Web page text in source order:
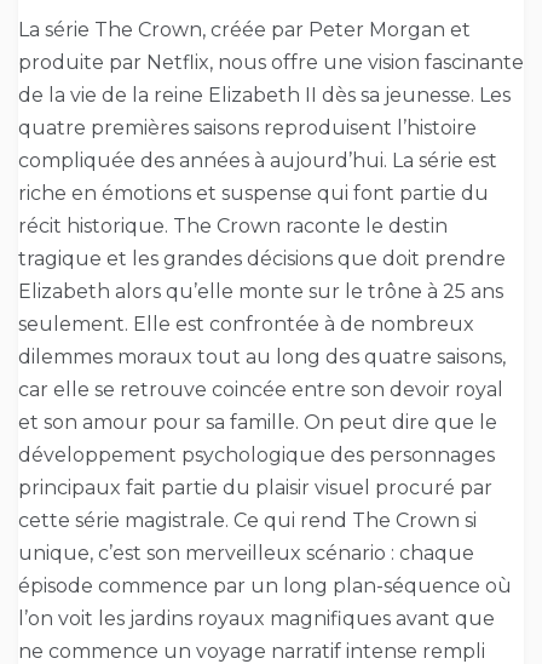
La série The Crown, créée par Peter Morgan et
produite par Netflix, nous offre une vision fascinante
de la vie de la reine Elizabeth II dès sa jeunesse. Les
quatre premières saisons reproduisent l’histoire
compliquée des années à aujourd’hui. La série est
riche en émotions et suspense qui font partie du
récit historique. The Crown raconte le destin
tragique et les grandes décisions que doit prendre
Elizabeth alors qu’elle monte sur le trône à 25 ans
seulement. Elle est confrontée à de nombreux
dilemmes moraux tout au long des quatre saisons,
car elle se retrouve coincée entre son devoir royal
et son amour pour sa famille. On peut dire que le
développement psychologique des personnages
principaux fait partie du plaisir visuel procuré par
cette série magistrale. Ce qui rend The Crown si
unique, c’est son merveilleux scénario : chaque
épisode commence par un long plan-séquence où
l’on voit les jardins royaux magnifiques avant que
ne commence un voyage narratif intense rempli